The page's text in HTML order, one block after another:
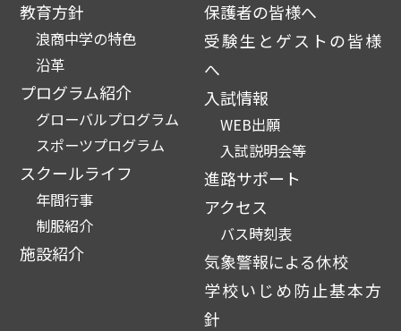
教育方針
浪商中学の特色
沿革
プログラム紹介
グローバルプログラム
スポーツプログラム
スクールライフ
年間行事
制服紹介
施設紹介
保護者の皆様へ
受験生とゲストの皆様
へ
入試情報
WEB出願
入試説明会等
進路サポート
アクセス
バス時刻表
気象警報による休校
学校いじめ防止基本方
針